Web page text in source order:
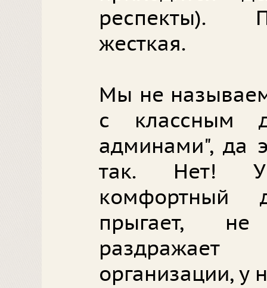
респекты).
жесткая.
Мы не
с классным
админами", да
так. Нет! У
комфортный
прыгает,
организации, у